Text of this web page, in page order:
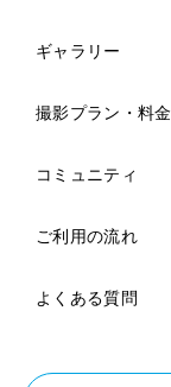
ギャラリー
撮影プラン・料金
コミュニティ
ご利用の流れ
よくある質問